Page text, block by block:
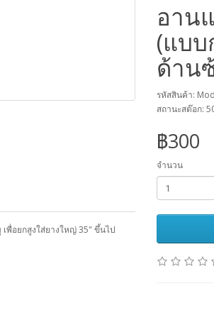
พื่อยกสูงใส่ยางใหญ่ 35" ขึ้นไป
อาน
(แบ
ด้าน
รหัสสินค้า:
สถานะสต๊อก:
฿300
จำนวน